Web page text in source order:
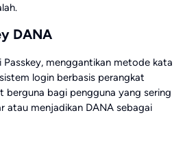
DANA
Passkey, menggantikan metode kata
login berbasis perangkat
berguna bagi pengguna yang sering
atau menjadikan DANA sebagai